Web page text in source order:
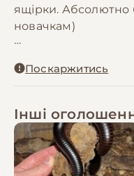
ящірки. Абсолютно
новачкам)
Також виробляємо
Продаж парами.
9500 грн/пара
Поскаржитись
Інші